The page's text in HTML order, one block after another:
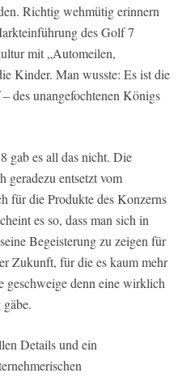
Richtig wehmütig erinnern
des Golf 7
mit „Automeilen,
Kinder. Man wusste: Es ist die
des unangefochtenen Königs
gab es all das nicht. Die
geradezu entsetzt vom
für die Produkte des Konzerns
es so, dass man sich in
Begeisterung zu zeigen für
Zukunft, für die es kaum mehr
geschweige denn eine wirklich
Details und ein